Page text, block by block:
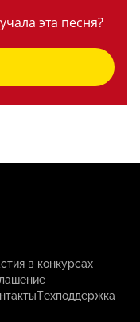
эта песня?
в конкурсах
Техподдержка